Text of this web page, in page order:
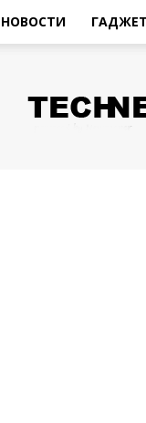
НОВОСТИ
Tech
Новости